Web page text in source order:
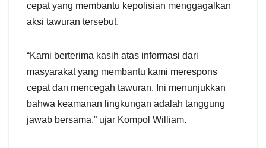
cepat yang membantu kepolisian menggagalkan
aksi tawuran tersebut.
“Kami berterima kasih atas informasi dari
masyarakat yang membantu kami merespons
cepat dan mencegah tawuran. Ini menunjukkan
bahwa keamanan lingkungan adalah tanggung
jawab bersama,” ujar Kompol William.